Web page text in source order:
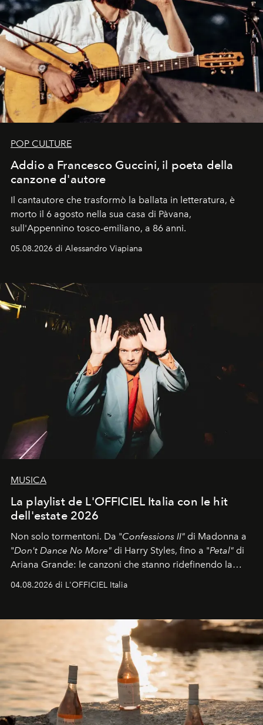
POP CULTURE
Addio a Francesco Guccini, il poeta della
canzone d'autore
Il cantautore che trasformò la ballata in letteratura, è
morto il 6 agosto nella sua casa di Pàvana,
sull'Appennino tosco-emiliano, a 86 anni.
05.08.2026 di Alessandro Viapiana
MUSICA
La playlist de L'OFFICIEL Italia con le hit
dell'estate 2026
Non solo tormentoni. Da "Confessions II" di Madonna a
"Don't Dance No More" di Harry Styles, fino a "Petal" di
Ariana Grande: le canzoni che stanno ridefinendo la
colonna sonora della stagione.
04.08.2026 di L'OFFICIEL Italia